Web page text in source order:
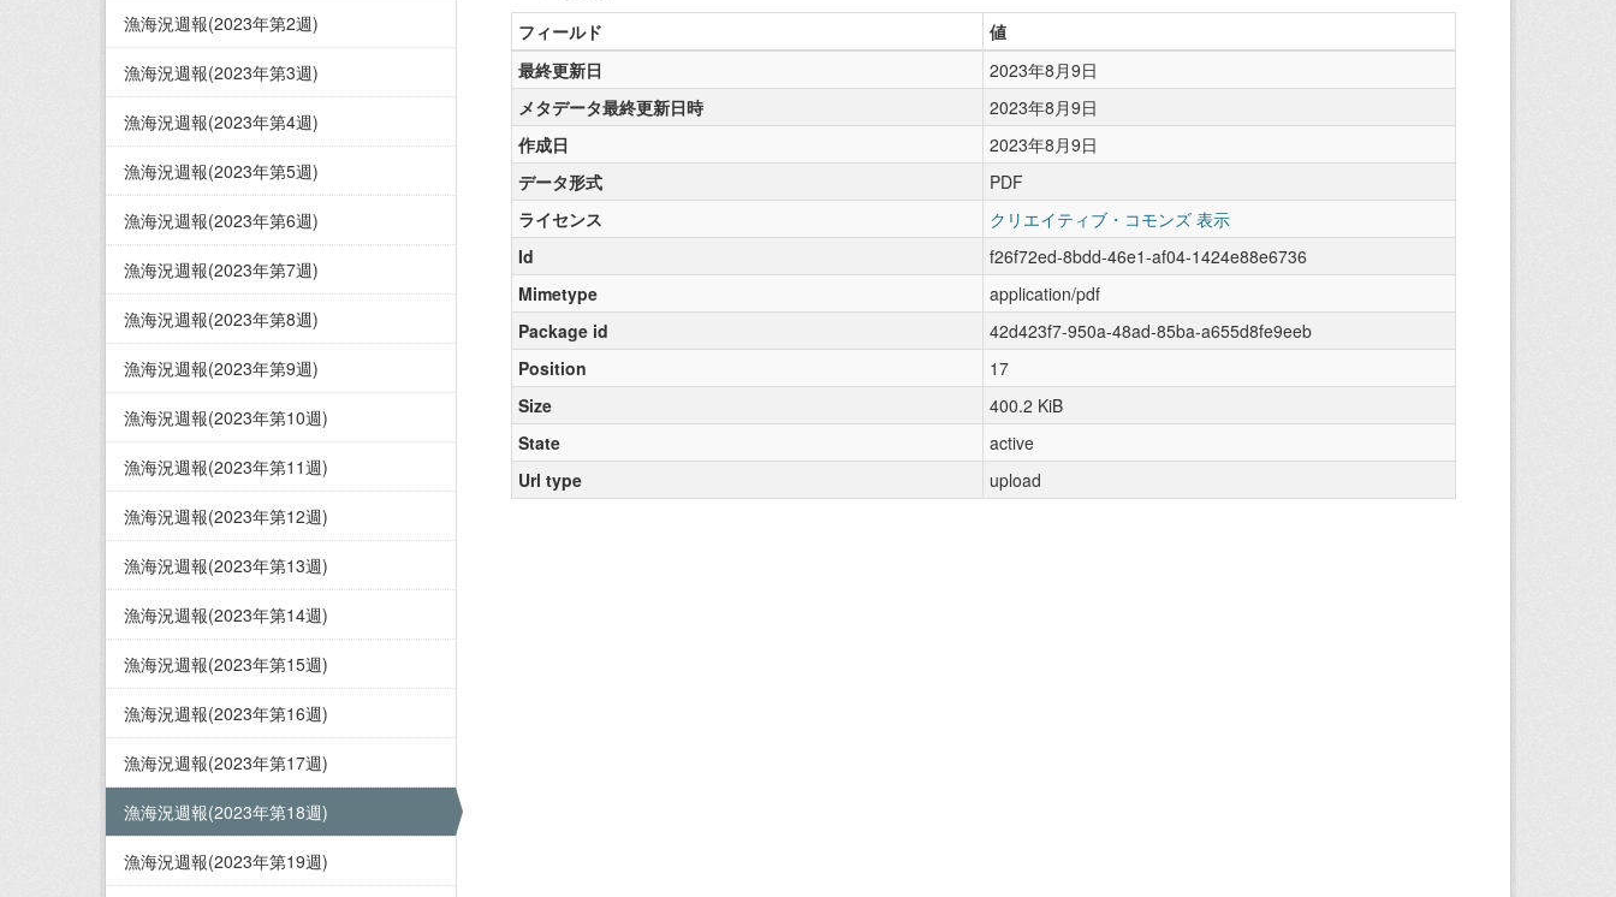
漁海況週報(2023年第2週)
漁海況週報(2023年第3週)
漁海況週報(2023年第4週)
漁海況週報(2023年第5週)
漁海況週報(2023年第6週)
漁海況週報(2023年第7週)
漁海況週報(2023年第8週)
漁海況週報(2023年第9週)
漁海況週報(2023年第10週)
漁海況週報(2023年第11週)
漁海況週報(2023年第12週)
漁海況週報(2023年第13週)
漁海況週報(2023年第14週)
漁海況週報(2023年第15週)
漁海況週報(2023年第16週)
漁海況週報(2023年第17週)
漁海況週報(2023年第18週)
漁海況週報(2023年第19週)
フィールド
値
最終更新日
2023年8月9日
メタデータ最終更新日時
2023年8月9日
作成日
2023年8月9日
データ形式
PDF
ライセンス
クリエイティブ・コモンズ 表示
Id
f26f72ed-8bdd-46e1-af04-1424e88e6736
Mimetype
application/pdf
Package id
42d423f7-950a-48ad-85ba-a655d8fe9eeb
Position
17
Size
400.2 KiB
State
active
Url type
upload